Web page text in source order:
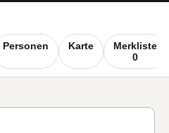
Personen Karte
Merkliste
0